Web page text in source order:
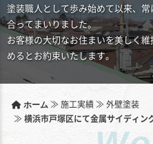
塗装職人として歩み始めて以来、
合ってまいりました。
お客様の大切なお住まいを美しく
めるとお約束いたします。
ホーム ≫ 施工実績≫ 外壁塗装
≫ 横浜市戸塚区にて金属サイディン